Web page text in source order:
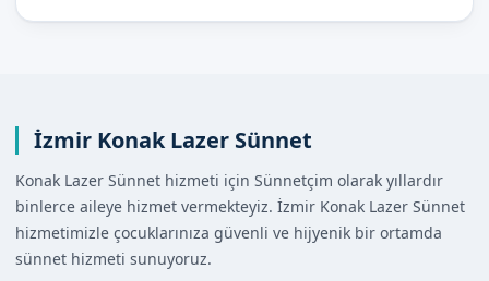
İzmir Konak Lazer Sünnet
Konak Lazer Sünnet hizmeti için Sünnetçim olarak yıllardır
binlerce aileye hizmet vermekteyiz. İzmir Konak Lazer Sünnet
hizmetimizle çocuklarınıza güvenli ve hijyenik bir ortamda
sünnet hizmeti sunuyoruz.